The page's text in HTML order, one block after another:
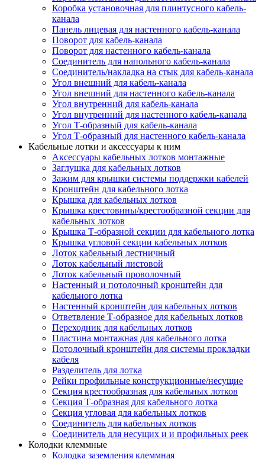
Коробка установочная для плинтусного кабель-
канала
Панель лицевая для настенного кабель-канала
Поворот для кабель-канала
Поворот для настенного кабель-канала
Соединитель для напольного кабель-канала
Соединитель/накладка на стык для кабель-канала
Угол внешний для кабель-канала
Угол внешний для настенного кабель-канала
Угол внутренний для кабель-канала
Угол внутренний для настенного кабель-канала
Угол Т-образный для кабель-канала
Угол Т-образный для настенного кабель-канала
Кабельные лотки и аксессуары к ним
Аксессуары кабельных лотков монтажные
Заглушка для кабельных лотков
Зажим для крышки системы поддержки кабелей
Кронштейн для кабельного лотка
Крышка для кабельных лотков
Крышка крестовины/крестообразной секции для
кабельных лотков
Крышка Т-образной секции для кабельного лотка
Крышка угловой секции кабельных лотков
Лоток кабельный лестничный
Лоток кабельный листовой
Лоток кабельный проволочный
Настенный и потолочный кронштейн для
кабельного лотка
Настенный кронштейн для кабельных лотков
Ответвление Т-образное для кабельных лотков
Переходник для кабельных лотков
Пластина монтажная для кабельного лотка
Потолочный кронштейн для системы прокладки
кабеля
Разделитель для лотка
Рейки профильные конструкционные/несущие
Секция крестообразная для кабельных лотков
Секция Т-образная для кабельного лотка
Секция угловая для кабельных лотков
Соединитель для кабельных лотков
Соединитель для несущих и и профильных реек
Колодки клеммные
Колодка заземления клеммная